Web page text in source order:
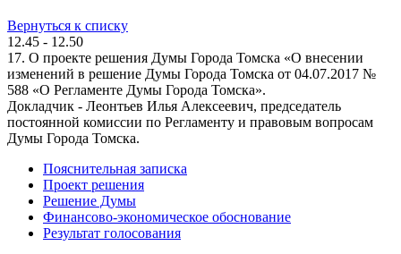
Вернуться к списку
12.45 - 12.50
17. О проекте решения Думы Города Томска «О внесении
изменений в решение Думы Города Томска от 04.07.2017 №
588 «О Регламенте Думы Города Томска».
Докладчик - Леонтьев Илья Алексеевич, председатель
постоянной комиссии по Регламенту и правовым вопросам
Думы Города Томска.
Пояснительная записка
Проект решения
Решение Думы
Финансово-экономическое обоснование
Результат голосования